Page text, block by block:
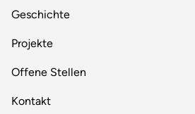
Geschichte
Projekte
Offene Stellen
Kontakt